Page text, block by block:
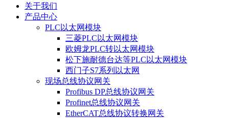
关于我们
产品中心
PLC以太网模块
三菱PLC以太网模块
欧姆龙PLC转以太网模块
松下施耐德台达等PLC以太网模块
西门子S7系列以太网
现场总线协议网关
Profibus DP总线协议网关
Profinet总线协议网关
EtherCAT总线协议转换网关